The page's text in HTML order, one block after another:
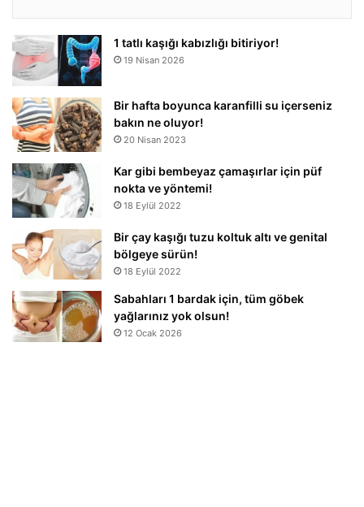
1 tatlı kaşığı kabızlığı bitiriyor!
19 Nisan 2026
Bir hafta boyunca karanfilli su içerseniz
bakın ne oluyor!
20 Nisan 2023
Kar gibi bembeyaz çamaşırlar için püf
nokta ve yöntemi!
18 Eylül 2022
Bir çay kaşığı tuzu koltuk altı ve genital
bölgeye sürün!
18 Eylül 2022
Sabahları 1 bardak için, tüm göbek
yağlarınız yok olsun!
12 Ocak 2026